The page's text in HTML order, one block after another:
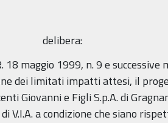
delibera:
18 maggio 1999, n. 9 e
dei limitati impatti attesi, il
Giovanni e Figli S.p.A. di
V.I.A. a condizione che siano